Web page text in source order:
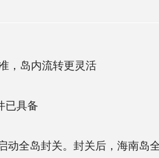
，岛内流转更灵活
具备
岛封关。封关后，海南岛全